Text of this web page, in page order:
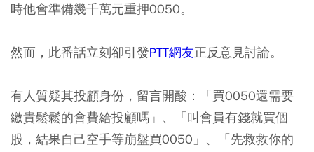
時他會準備幾千萬元重押0050。
然而，此番話立刻卻引發PTT網友正反意見討論。
有人質疑其投顧身份，留言開酸：「買0050還需要
繳貴鬆鬆的會費給投顧嗎」、「叫會員有錢就買個
股，結果自己空手等崩盤買0050」、「先救救你的